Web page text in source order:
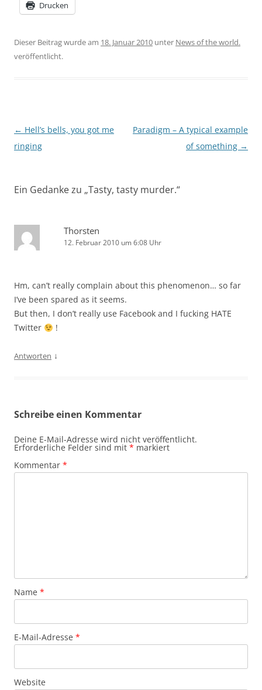
Drucken
Dieser Beitrag wurde am 18. Januar 2010 unter News of the world.
veröffentlicht.
Beitragsnavigation
← Hell’s bells, you got me
ringing
Paradigm – A typical example
of something →
Ein Gedanke zu „Tasty, tasty murder.“
Thorsten
12. Februar 2010 um 6:08 Uhr
Hm, can’t really complain about this phenomenon… so far
I’ve been spared as it seems.
But then, I don’t really use Facebook and I fucking HATE
Twitter
!
Antworten ↓
Schreibe einen Kommentar
Deine E-Mail-Adresse wird nicht veröffentlicht.
Erforderliche Felder sind mit * markiert
Kommentar *
Name *
E-Mail-Adresse *
Website